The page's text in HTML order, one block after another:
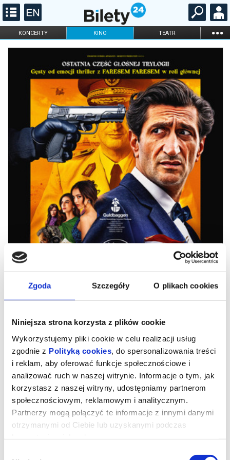
Zgoda Szczegóły O plikach cookies
Niniejsza strona korzysta z plików cookie
Wykorzystujemy pliki cookie w celu realizacji usług
zgodnie z Polityką cookies , do spersonalizowania treści
i reklam, aby oferować funkcje społecznościowe i
analizować ruch w naszej witrynie. Informacje o tym, jak
korzystasz z naszej witryny, udostępniamy partnerom
społecznościowym, reklamowym i analitycznym.
Partnerzy mogą połączyć te informacje z innymi danymi
otrzymanymi od Ciebie lub uzyskanymi podczas
KONCERTY KINO TEATR ...
FILHARMONIA OPERA I BALET
ONLINE KARNETY
ORŁY REPUBLIKI
„Orły republiki” to ostatnia część głośnej trylogii kairskiej Tarika
(2017) oraz „Chłopiec z niebios” (2022). Każdy z filmów pokazuje
przypadku ostatniej części, ujętej w formę widowiskowego